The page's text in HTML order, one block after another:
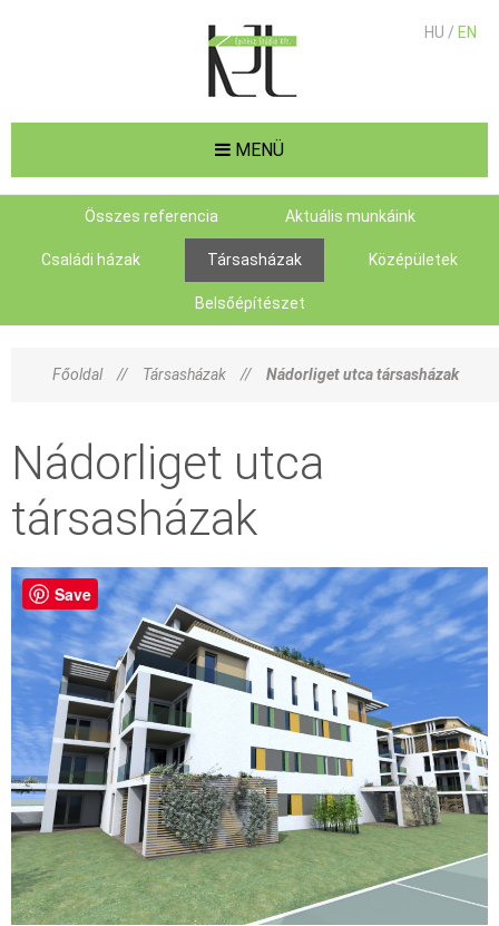
MENÜ
HU / EN
Összes referencia Aktuális munkáink
Családi házak Társasházak Középületek
Belsőépítészet
Főoldal // Társasházak // Nádorliget utca társasházak
Nádorliget utca
társasházak
Save